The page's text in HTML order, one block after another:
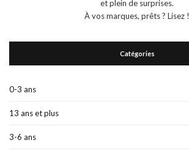
et plein de surprises.
À vos marques, prêts ? Lisez !
Catégories
0-3 ans
13 ans et plus
3-6 ans